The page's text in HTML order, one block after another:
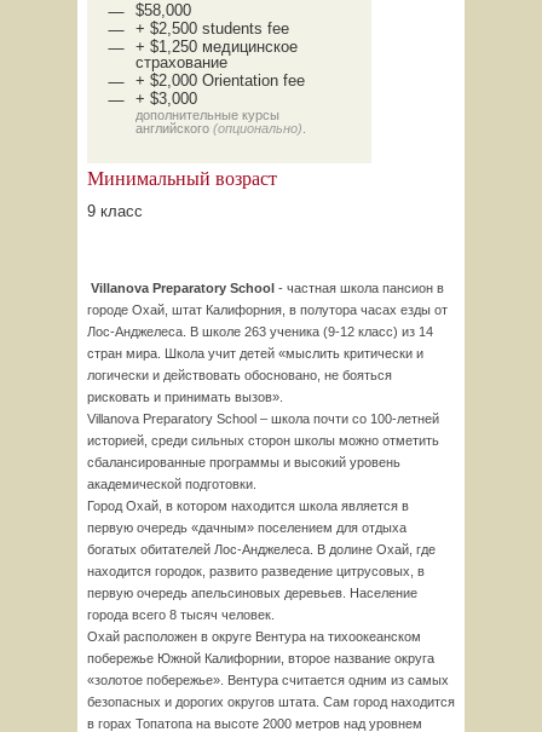
$58,000
+ $2,500 students fee
+ $1,250 медицинское
страхование
+ $2,000 Orientation fee
+ $3,000
дополнительные курсы
английского (опционально)
Минимальный возраст
9 класс
Villanova Preparatory School - частная школа пансион в
городе Охай, штат Калифорния, в полутора часах езды от
Лос-Анджелеса. В школе 263 ученика (9-12 класс) из 14
стран мира. Школа учит детей «мыслить критически и
логически и действовать обосновано, не бояться
рисковать и принимать вызов».
Villanova Preparatory School – школа почти со 100-летней
историей, среди сильных сторон школы можно отметить
сбалансированные программы и высокий уровень
академической подготовки.
Город Охай, в котором находится школа является в
первую очередь «дачным» поселением для отдыха
богатых обитателей Лос-Анджелеса. В долине Охай, где
находится городок, развито разведение цитрусовых, в
первую очередь апельсиновых деревьев. Население
города всего 8 тысяч человек.
Охай расположен в округе Вентура на тихоокеанском
побережье Южной Калифорнии, второе название округа
«золотое побережье». Вентура считается одним из самых
безопасных и дорогих округов штата. Сам город находится
в горах Топатопа на высоте 2000 метров над уровнем